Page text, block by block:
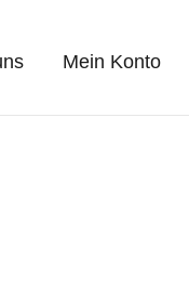
Mein Konto